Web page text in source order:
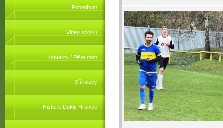
Fotoalbum
Video spolku
Kontakty / Pište nám
Síň slávy
Historie Dukly Hranice